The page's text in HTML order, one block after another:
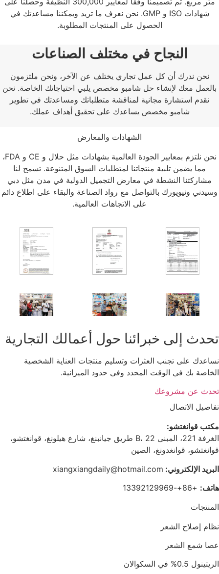
شهادات ISO و GMP. نحن نعرف ما تريد ويمكننا مساعدتك في
الحصول على المنتجات المطلوبة.
النجاح في مختلف الصناعات
نحن ندرك أن كل عمل تجاري يختلف عن الآخر، ونحن ملتزمون
بالعمل معك لإنشاء حل شامبو مخصص يلبي احتياجاتك الخاصة. نحن
نقدم استشارة مجانية لمناقشة متطلباتك ومساعدتك في تطوير
شامبو مخصص يساعدك على تحقيق أهداف عملك.
الشهادات والمعارض
نحن نلتزم بمعايير الجودة العالمية بشهادات مثل حلال و CE و FDA،
مما يضمن تلبية منتجاتنا لمتطلبات السوق المتنوعة. تسمح لنا
مشاركتنا النشطة في معارض التجميل الدولية في مدن مثل دبي
وسيدني ونيويورك بالتواصل مع رواد الصناعة والبقاء على اطلاع دائم
على الاتجاهات العالمية.
تحدث إلى خبرائنا حول أعمالك التجارية
نساعدك على تجنب العثرات وتسليم منتجات العناية الشخصية
الخاصة بك في الوقت المحدد وفي حدود الميزانية.
تحدث عن مشروعك
تفاصيل الاتصال
مكتب قوانغتشو:
الغرفة 221، المبنى B، 22 طريق جيانبنغ، شارع هيلونغ، قوانغتشو،
قوانغتشو، قوانغدونغ، الصين
البريد الإلكتروني: xiangxiangdaily@hotmail.com
هاتف: +86+-13392129969
المنتجات
نظام إصلاح الشعر
عصا شمع الشعر
الريتينول 0.5% في السكوالان